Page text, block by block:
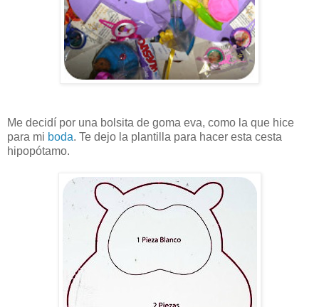
Me decidí por una bolsita de goma eva, como la que hice
para mi boda. Te dejo la plantilla para hacer esta cesta
hipopótamo.